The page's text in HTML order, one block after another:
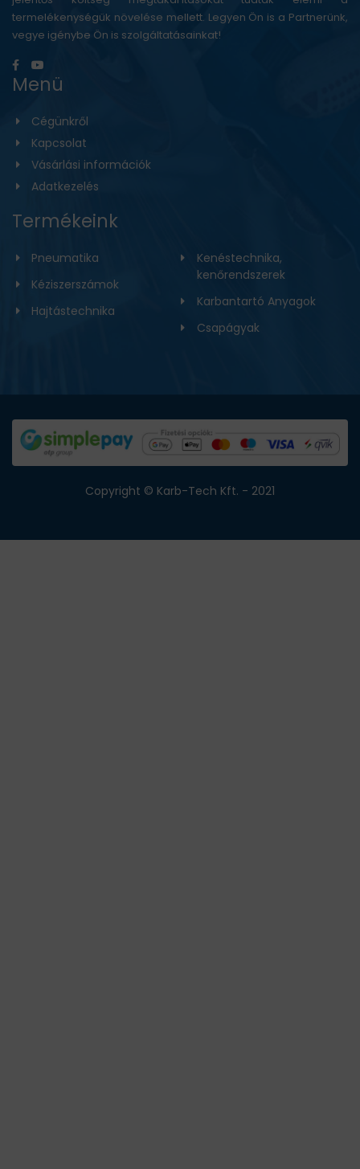
termelékenységük növelése mellett. Legyen Ön is a Partnerünk,
vegye igénybe Ön is szolgáltatásainkat!
Menü
Cégünkről
Kapcsolat
Vásárlási információk
Adatkezelés
Termékeink
Pneumatika
Kéziszerszámok
Hajtástechnika
Kenéstechnika,
kenőrendszerek
Karbantartó Anyagok
Csapágyak
Copyright © Karb-Tech Kft. - 2021